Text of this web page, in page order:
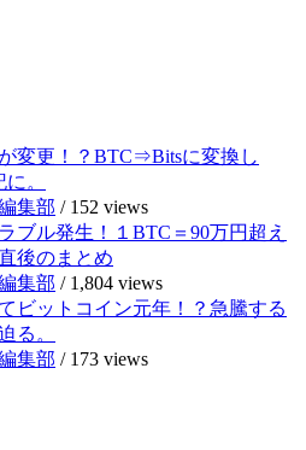
変更！？BTC⇒Bitsに変換し
。
集部 / 152 views
ブル発生！１BTC＝90万円超え
後のまとめ
集部 / 1,804 views
ビットコイン元年！？急騰する
る。
集部 / 173 views